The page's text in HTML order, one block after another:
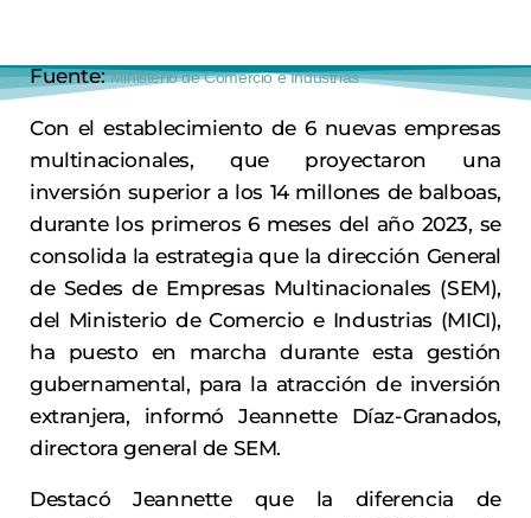
Fuente:Ministerio de Comercio e Industrias
Con el establecimiento de 6 nuevas empresas
multinacionales, que proyectaron una
inversión superior a los 14 millones de balboas,
durante los primeros 6 meses del año 2023, se
consolida la estrategia que la dirección General
de Sedes de Empresas Multinacionales (SEM),
del Ministerio de Comercio e Industrias (MICI),
ha puesto en marcha durante esta gestión
gubernamental, para la atracción de inversión
extranjera, informó Jeannette Díaz-Granados,
directora general de SEM.
Destacó Jeannette que la diferencia de